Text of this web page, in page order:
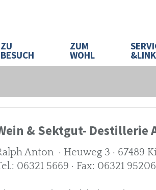
ZU
BESUCH
ZUM
WOHL
& Sektgut- Destillerie
Anton · Heuweg 3 · 67489
06321 5669 · Fax: 06321